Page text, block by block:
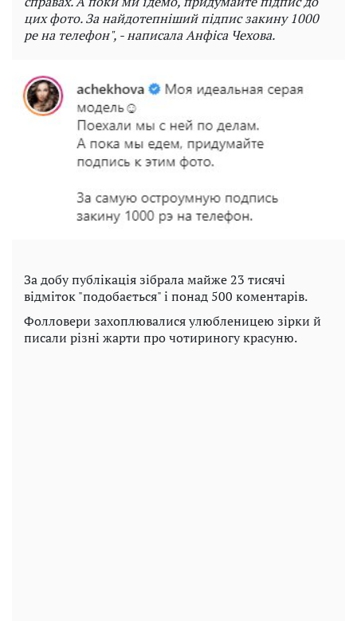
цих фото. За найдотепніший підпис закину 1000
ре на телефон", - написала Анфіса Чехова.
За добу публікація зібрала майже 23 тисячі
відміток "подобається" і понад 500 коментарів.
Фолловери захоплювалися улюбленицею зірки й
писали різні жарти про чотириногу красуню.